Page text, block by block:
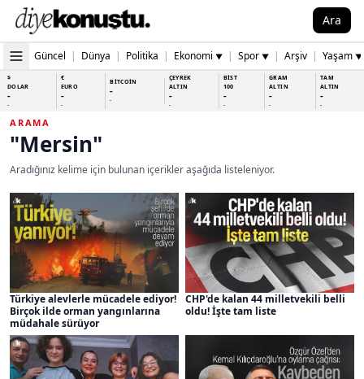
Ara
Güncel | Dünya | Politika | Ekonomi ▼ | Spor ▼ | Arşiv | Yaşam ▼
$
DOLAR
-
-
€
EURO
-
-
BİTCOİN
-
-
ÇEYREK
ALTIN
-
-
BİST
100
-
-
GRAM
ALTIN
-
-
TAM
ALTIN
-
-
ARAMA
"Mersin"
Aradığınız kelime için bulunan içerikler aşağıda listeleniyor.
Türkiye alevlerle mücadele ediyor!
Birçok ilde orman yangınlarına
müdahale sürüyor
CHP'de kalan 44 milletvekili belli
oldu! İşte tam liste